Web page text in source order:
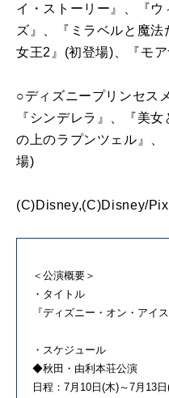
イ・ストーリー』、『
ズ』、『ミラベルと魔
女王2』(初登場)、『モア
○ディズニープリンセス
『シンデレラ』、『美
の上のラプンツェル』
場)
(C)Disney,(C)Disney/
＜公演概要＞
・タイトル
『ディズニー・オン・アイ
・スケジュール
◆秋田・由利本荘公演
日程：7月10日(木)～7月13